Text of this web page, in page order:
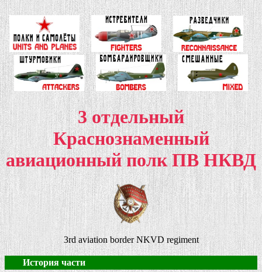
3 отдельный
Краснознаменный
авиационный полк ПВ НКВД
3rd aviation border NKVD regiment
История части